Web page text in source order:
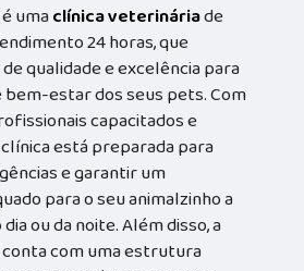
umaclínica veterináriade
24 horas, que
qualidade e excelência para
bem-estar dos seus pets. Com
capacitados e
está preparada para
e garantir um
para o seu animalzinho a
ou da noite. Além disso, a
com uma estrutura